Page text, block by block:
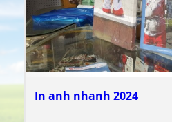
In anh nhanh 2024